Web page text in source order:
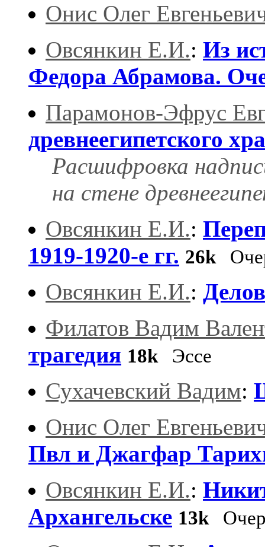
Онис Олег
Овсянкин Е.И.: Из
Федора Абрамова.
Парамонов-Эфрус
древнеегипетского
Расшифровка
на стене
Овсянкин Е.И.:
1919-1920-е гг. 26k
Овсянкин Е.И.:
Филатов Вадим
трагедия 18k Эссе
Сухачевский Вадим:
Онис Олег
Пвл и Джагфар
Овсянкин Е.И.:
Архангельске 13k